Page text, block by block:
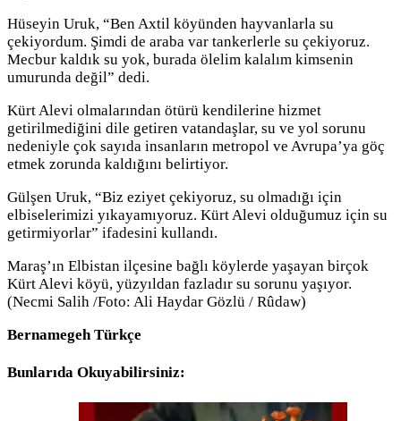
Hüseyin Uruk, “Ben Axtil köyünden hayvanlarla su
çekiyordum. Şimdi de araba var tankerlerle su çekiyoruz.
Mecbur kaldık su yok, burada ölelim kalalım kimsenin
umurunda değil” dedi.
Kürt Alevi olmalarından ötürü kendilerine hizmet
getirilmediğini dile getiren vatandaşlar, su ve yol sorunu
nedeniyle çok sayıda insanların metropol ve Avrupa’ya göç
etmek zorunda kaldığını belirtiyor.
Gülşen Uruk, “Biz eziyet çekiyoruz, su olmadığı için
elbiselerimizi yıkayamıyoruz. Kürt Alevi olduğumuz için su
getirmiyorlar” ifadesini kullandı.
Maraş’ın Elbistan ilçesine bağlı köylerde yaşayan birçok
Kürt Alevi köyü, yüzyıldan fazladır su sorunu yaşıyor.
(Necmi Salih /Foto: Ali Haydar Gözlü / Rûdaw)
Bernamegeh Türkçe
Bunlarıda Okuyabilirsiniz: